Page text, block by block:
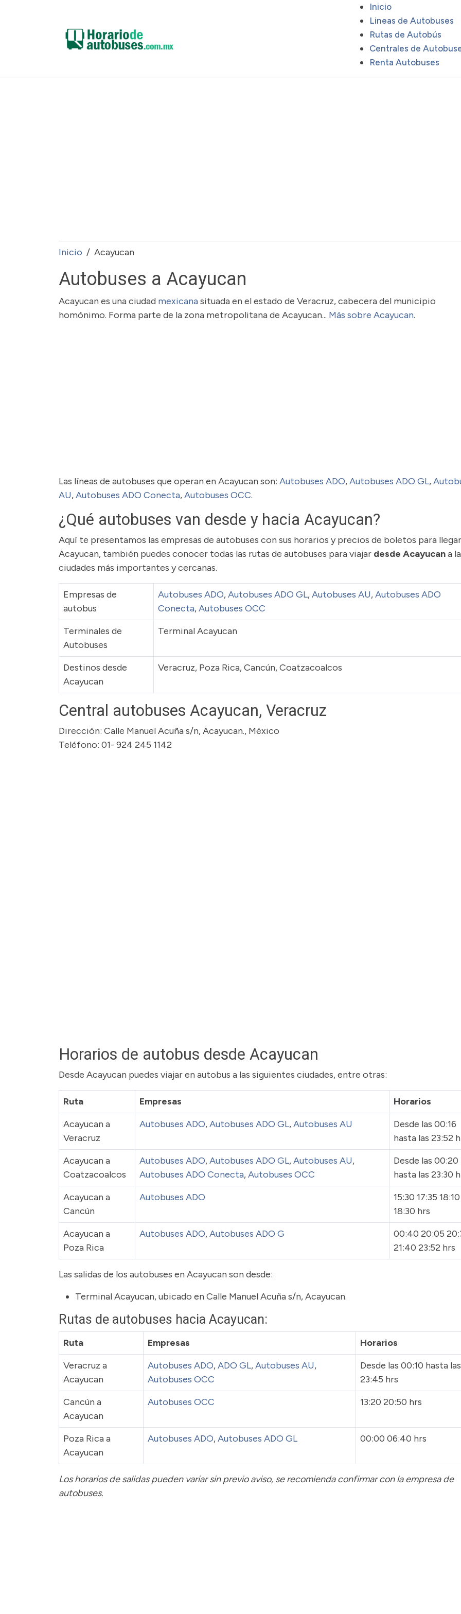
Inicio
Lineas de Autobuses
Rutas de Autobús
Centrales de
Renta Autobuses
Inicio Acayucan
Autobuses a Acayucan
Acayucan es una ciudad mexicanasituada en el estado de Veracruz, cabecera del municipio
homónimo. Forma parte de la zona metropolitana de Acayucan... Más sobre Acayucan.
Las líneas de autobuses que operan en Acayucan son: Autobuses ADO,Autobuses ADO GL,
AU,Autobuses ADO Conecta,Autobuses OCC.
¿Qué autobuses van desde y hacia Acayucan?
Aquí te presentamos las empresas de autobuses con sus horarios y precios de boletos para
Acayucan, también puedes conocer todas las rutas de autobuses para viajar desde Acayucana
ciudades más importantes y cercanas.
Empresas de
autobus
Autobuses ADO,Autobuses ADO GL,Autobuses AU,Autobuses ADO
Conecta,Autobuses OCC
Terminales de
Autobuses
Terminal Acayucan
Destinos desde
Acayucan
Veracruz, Poza Rica, Cancún, Coatzacoalcos
Central autobuses Acayucan, Veracruz
Dirección: Calle Manuel Acuña s/n, Acayucan., México
Teléfono: 01- 924 245 1142
Horarios de autobus desde Acayucan
Desde Acayucan puedes viajar en autobus a las siguientes ciudades, entre otras:
Ruta Empresas
Horarios
Acayucan a
Veracruz
Autobuses ADO,Autobuses ADO GL,Autobuses AU
Desde las 00:16
hasta las 23:52
Acayucan a
Coatzacoalcos
Autobuses ADO,Autobuses ADO GL,Autobuses AU,
Autobuses ADO Conecta,Autobuses OCC
Desde las 00:20
hasta las 23:30
Acayucan a
Cancún
Autobuses ADO
15:30 17:35 18:10
18:30 hrs
Acayucan a
Poza Rica
Autobuses ADO,Autobuses ADO G
00:40 20:05
21:40 23:52 hrs
Las salidas de los autobuses en Acayucan son desde:
Terminal Acayucan, ubicado en Calle Manuel Acuña s/n, Acayucan.
Rutas de autobuses hacia Acayucan:
Ruta Empresas
Horarios
Veracruz a
Acayucan
Autobuses ADO,ADO GL,Autobuses AU,
Autobuses OCC
Desde las 00:10 hasta las
23:45 hrs
Cancún a
Acayucan
Autobuses OCC 13:20 20:50 hrs
Poza Rica a
Acayucan
Autobuses ADO,Autobuses ADO GL 00:00 06:40 hrs
Los horarios de salidas pueden variar sin previo aviso, se recomienda confirmar con la empresa de
autobuses.